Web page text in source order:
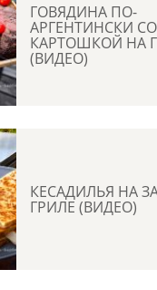
ГОВЯДИНА ПО-
АРГЕНТИНСКИ
КАРТОШКОЙ НА
(ВИДЕО)
КЕСАДИЛЬЯ НА
ГРИЛЕ (ВИДЕО)